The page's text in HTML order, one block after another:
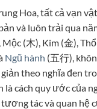
Hoa, tất cả vạn
và luôn trải qua
Mộc (木), Kim (金),
Ngũ hành (五行),
theo nghĩa đen
là cách quy ước của
tác và quan hệ